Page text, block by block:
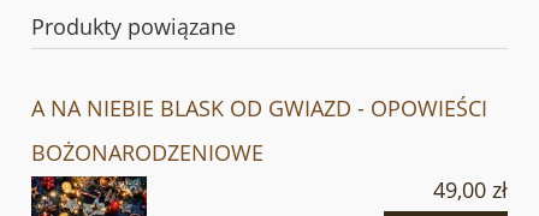
Produkty powiązane
A NA NIEBIE BLASK OD GWIAZD - OPOWIEŚCI
BOŻONARODZENIOWE
49,00 zł